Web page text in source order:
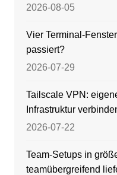
2026-08-05
Vier Terminal-
passiert?
2026-07-29
Tailscale VPN:
Infrastruktur
2026-07-22
Team-Setups in
teamübergreifend